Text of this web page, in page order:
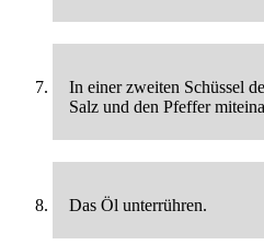
In einer zweiten Schüssel
Salz und den Pfeffer
Das Öl unterrühren.